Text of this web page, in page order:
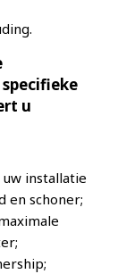
u
installatie
en schoner;